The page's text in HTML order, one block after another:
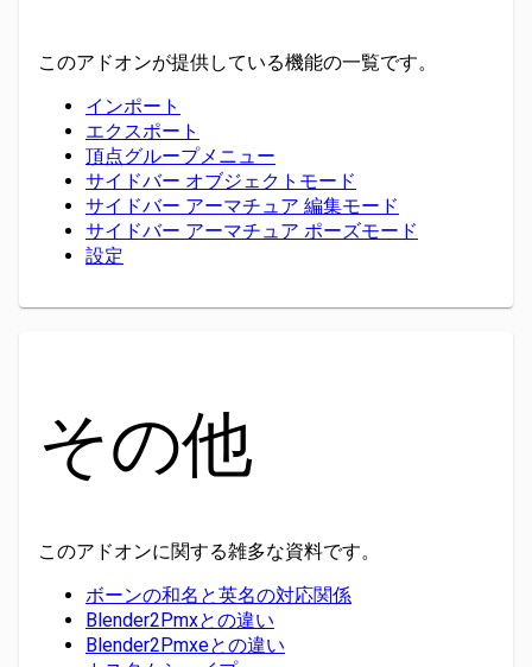
このアドオンが提供している機能の一覧です。
インポート
エクスポート
頂点グループメニュー
サイドバー オブジェクトモード
サイドバー アーマチュア 編集モード
サイドバー アーマチュア ポーズモード
設定
その他
このアドオンに関する雑多な資料です。
ボーンの和名と英名の対応関係
Blender2Pmxとの違い
Blender2Pmxeとの違い